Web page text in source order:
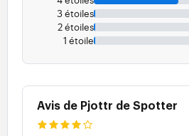
3 étoiles
2 étoiles
1 étoile
Avis de Pjottr de Spotter